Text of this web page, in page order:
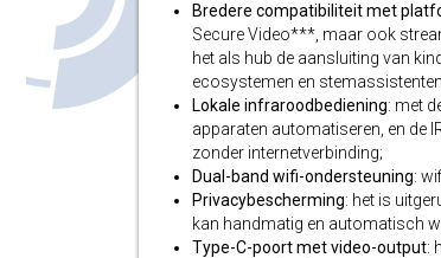
Bredere compatibiliteit met
Secure Video***, maar ook
het als hub de aansluiting van
ecosystemen en
Lokale infraroodbediening: met
apparaten automatiseren, en de
zonder internetverbinding;
Dual-band wifi-ondersteuning:
Privacybescherming: het is
kan handmatig en automatisch
Type-C-poort met video-output: